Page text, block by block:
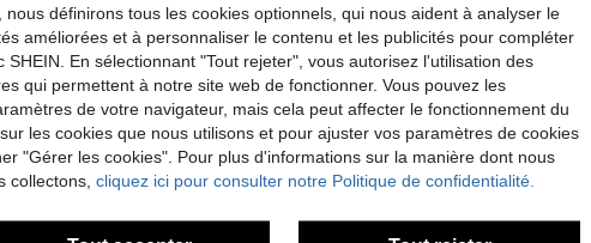
(1000+)
13,99€
#1 BEST-SELLERS de Salle de sport et fitness T-shirts pour hommes
8,57€
définirons tous les cookies optionnels, qui nous aident à analyser le
améliorées et à personnaliser le contenu et les publicités pour compléter
En sélectionnant "Tout rejeter", vous autorisez l'utilisation des
qui permettent à notre site web de fonctionner. Vous pouvez les
de votre navigateur, mais cela peut affecter le fonctionnement du
les cookies que nous utilisons et pour ajuster vos paramètres de cookies
"Gérer les cookies". Pour plus d'informations sur la manière dont nous
collectons, cliquez ici pour consulter notre Politique de confidentialité.